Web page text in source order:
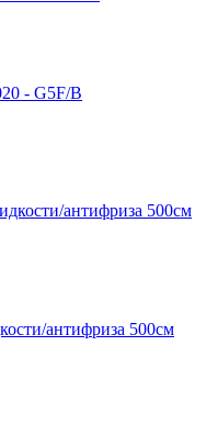
- G5F/B
антифриза 500см